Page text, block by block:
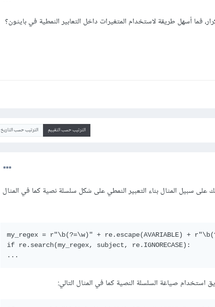
فما أسهل طريقة لاستخدام المتغيرات داخل التعابير النمطية في بايثون؟
الترتيب حسب التقييم الترتيب حسب التاريخ
سبيل المثال بناء التعبير النمطي على شكل سلسلة نصية كما في المثال
my_regex = r"\b(?=\w)" + re.escape(AVARIABLE) +
if re.search(my_regex, subject, re.IGNORECASE):
...
صياغة السلسلة النصية كما في المثال التالي: